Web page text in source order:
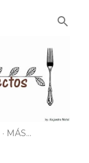
MÁS…